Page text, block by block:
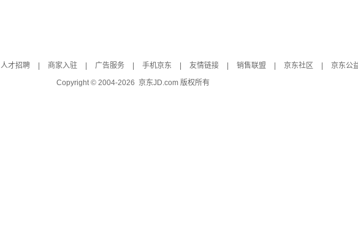
人才招聘 商家入驻 广告服务 手机京东 友情链接 销售联盟 京东社区
京东公
Copyright © 2004-2026 京东JD.com 版权所有